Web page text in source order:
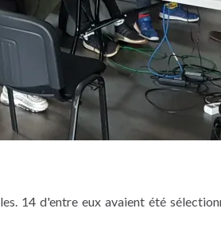
14 d'entre eux avaient été